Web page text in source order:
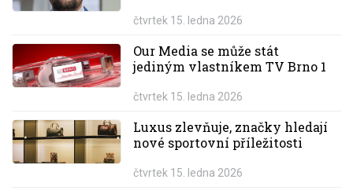
čtvrtek 15. ledna 2026
Our Media se může stát
jediným vlastníkem TV Brno 1
čtvrtek 15. ledna 2026
Luxus zlevňuje, značky hledají
nové sportovní příležitosti
čtvrtek 15. ledna 2026